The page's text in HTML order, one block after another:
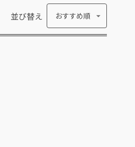
並び替え おすすめ順